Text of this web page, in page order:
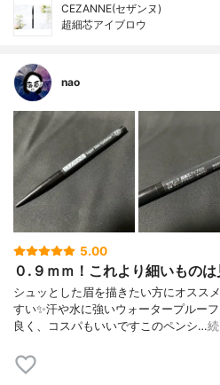
CEZANNE(セザンヌ)
超細芯アイブロウ
nao
5.00
０.９ｍｍ！これより細いものは
シュッとした眉を描きたい方にオスス
すい✨汗や水に強いウォータープルー
良く、コスパもいいですこのペンシ…